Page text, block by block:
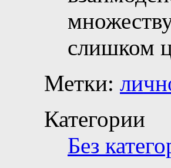
слишком
Метки:
Категории
Без